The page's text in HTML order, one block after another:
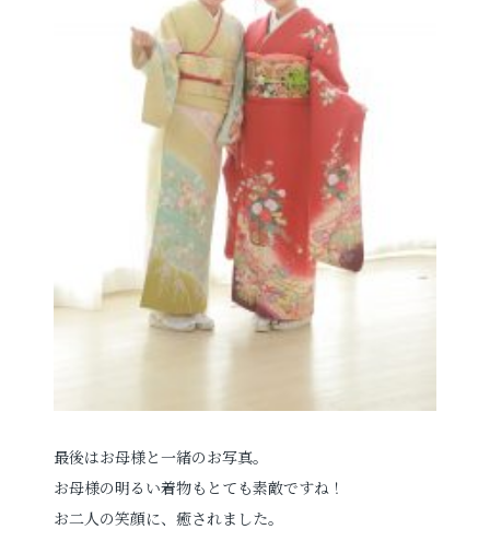
最後はお母様と一緒のお写真。
お母様の明るい着物もとても素敵ですね！
お二人の笑顔に、癒されました。